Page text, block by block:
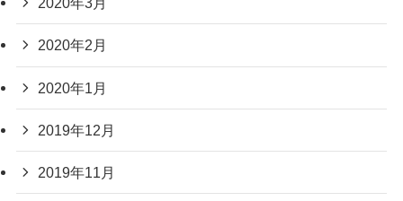
2020年2月
2020年1月
2019年12月
2019年11月